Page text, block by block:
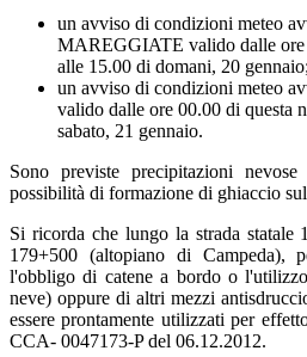
un avviso di condizioni meteo
MAREGGIATE valido dalle ore
alle 15.00 di domani, 20 gennaio;
un avviso di condizioni meteo
valido dalle ore 00.00 di questa
sabato, 21 gennaio.
Sono previste precipitazioni
possibilità di formazione di ghiaccio
Si ricorda che lungo la strada
179+500 (altopiano di Campeda),
l'obbligo di catene a bordo o
neve) oppure di altri mezzi
essere prontamente utilizzati per
CCA- 0047173-P del 06.12.2012.